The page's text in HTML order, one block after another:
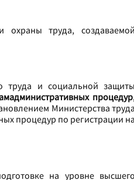
охраны труда, создаваемой
труда и социальной защиты
административных процедур,
Министерства труда
процедур по регистрации на
на уровне высшего